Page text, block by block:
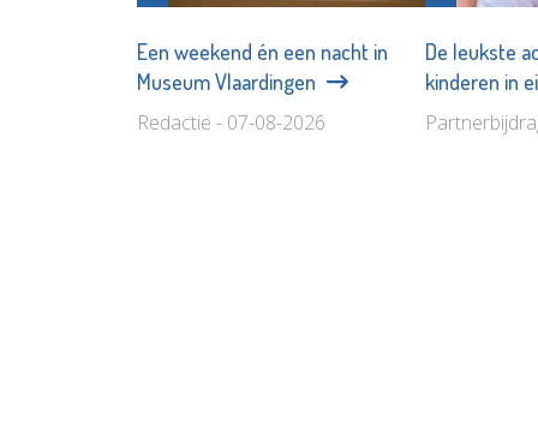
Een weekend én een nacht in
Museum Vlaardingen
Redactie - 07-08-2026
De leukste
kinderen in